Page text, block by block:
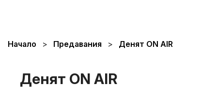
Начало Предавания Денят ON AIR
Денят ON AIR